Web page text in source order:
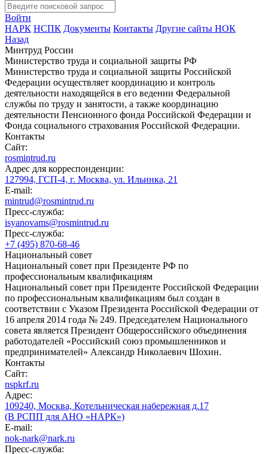
Войти
НАРК НСПК Документы Контакты Другие сайты НОК
Назад
Минтруд России
Министерство труда и социальной защиты РФ
Министерство труда и социальной защиты Российской
Федерации осуществляет координацию и контроль
деятельности находящейся в его ведении Федеральной
службы по труду и занятости, а также координацию
деятельности Пенсионного фонда Российской Федерации и
Фонда социального страхования Российской Федерации.
Контакты
Сайт:
rosmintrud.ru
Адрес для корреспонденции:
127994, ГСП-4, г. Москва, ул. Ильинка, 21
E-mail:
mintrud@rosmintrud.ru
Пресс-служба:
isyanovams@rosmintrud.ru
Пресс-служба:
+7 (495) 870-68-46
Национальный совет
Национальный совет при Президенте РФ по
профессиональным квалификациям
Национальный совет при Президенте Российской Федерации
по профессиональным квалификациям был создан в
соответствии с Указом Президента Российской Федерации от
16 апреля 2014 года № 249. Председателем Национального
совета является Президент Общероссийского объединения
работодателей «Российский союз промышленников и
предпринимателей» Александр Николаевич Шохин.
Контакты
Сайт:
nspkrf.ru
Адрес:
109240, Москва, Котельническая набережная д.17
(В РСПП для АНО «НАРК»)
E-mail:
nok-nark@nark.ru
Пресс-служба: